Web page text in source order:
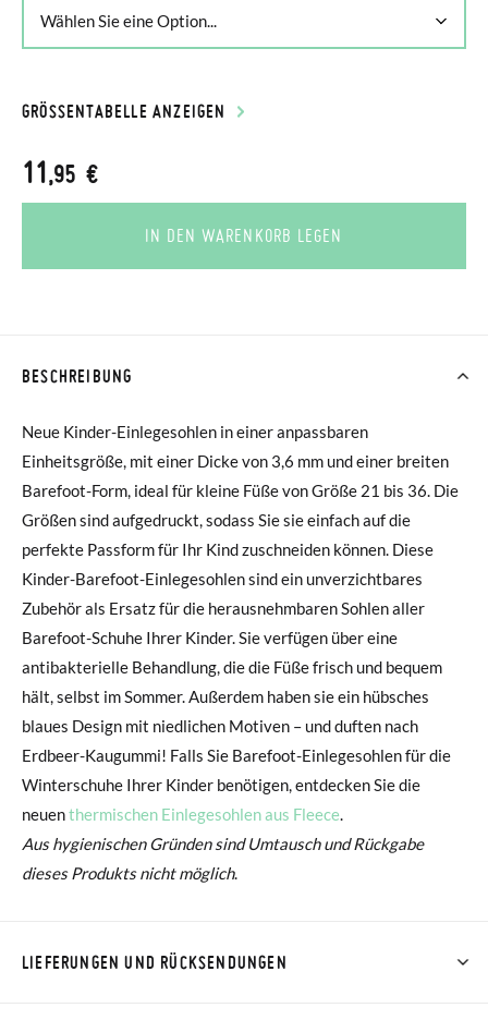
GRÖSSENTABELLE ANZEIGEN
11,95 €
IN DEN WARENKORB LEGEN
BESCHREIBUNG
Neue Kinder-Einlegesohlen in einer anpassbaren
Einheitsgröße, mit einer Dicke von 3,6 mm und einer breiten
Barefoot-Form, ideal für kleine Füße von Größe 21 bis 36. Die
Größen sind aufgedruckt, sodass Sie sie einfach auf die
perfekte Passform für Ihr Kind zuschneiden können. Diese
Kinder-Barefoot-Einlegesohlen sind ein unverzichtbares
Zubehör als Ersatz für die herausnehmbaren Sohlen aller
Barefoot-Schuhe Ihrer Kinder. Sie verfügen über eine
antibakterielle Behandlung, die die Füße frisch und bequem
hält, selbst im Sommer. Außerdem haben sie ein hübsches
blaues Design mit niedlichen Motiven – und duften nach
Erdbeer-Kaugummi! Falls Sie Barefoot-Einlegesohlen für die
Winterschuhe Ihrer Kinder benötigen, entdecken Sie die
neuenthermischen Einlegesohlen aus Fleece
Aus hygienischen Gründen sind Umtausch und Rückgabe
dieses Produkts nicht möglich.
LIEFERUNGEN UND RÜCKSENDUNGEN